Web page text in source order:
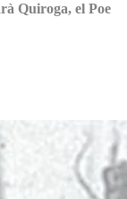
Quiroga, el Poe